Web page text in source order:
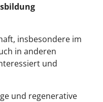
insbesondere im
in anderen
und
und regenerative